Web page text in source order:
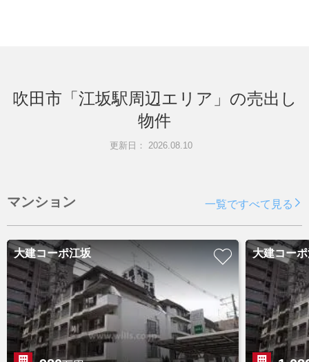
吹田市「江坂駅周辺エリア」の売出し
物件
更新日： 2026.08.10
マンション 一覧ですべて見る
大建コーポ江坂 大建コー